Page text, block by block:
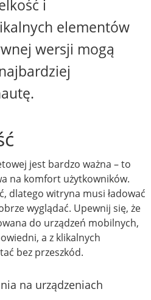
i
elementów
wersji mogą
jest bardzo ważna – to
na komfort użytkowników.
dlatego witryna musi ładować
wyglądać. Upewnij się, że
do urządzeń mobilnych,
a z klikalnych
bez przeszkód.
na urządzeniach